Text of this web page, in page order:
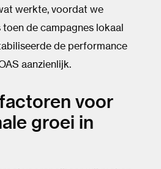
werkte, voordat we
toen de campagnes lokaal
de performance
aanzienlijk.
voor
groei in